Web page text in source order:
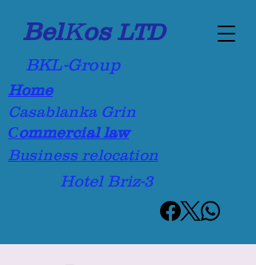
BelKos LTD
BKL-Group
Hotel Briz-3
Casablanka Grin
Business relocation
Home
Сommercial law